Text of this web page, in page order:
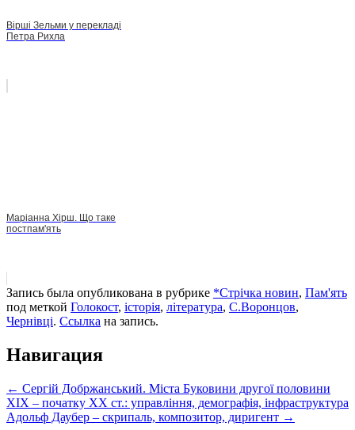
Вірші Зельми у перекладі
Петра Рихла
Маріанна Хірш. Що таке
постпам'ять
Запись была опубликована в рубрике *Стрічка новин, Пам'ять
под меткой Голокост, історія, література, С.Воронцов,
Чернівці. Ссылка на запись.
Навигация
← Сергій Добржанський. Міста Буковини другої половини
ХІХ – початку ХХ ст.: управління, демографія, інфраструктура
Адольф Даубер – скрипаль, композитор, диригент →